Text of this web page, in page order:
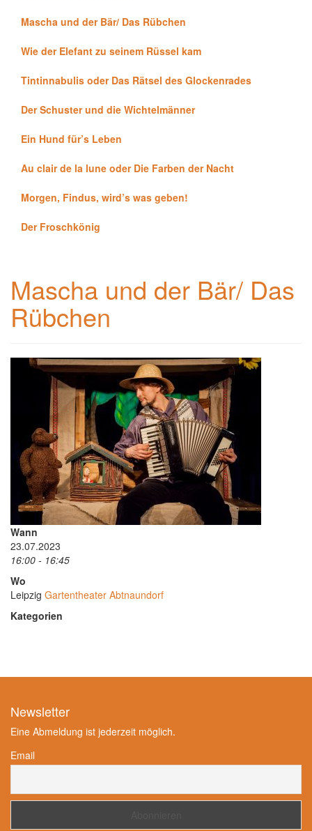
Mascha und der Bär/ Das Rübchen
Wie der Elefant zu seinem Rüssel kam
Tintinnabulis oder Das Rätsel des Glockenrades
Der Schuster und die Wichtelmänner
Ein Hund für’s Leben
Au clair de la lune oder Die Farben der Nacht
Morgen, Findus, wird’s was geben!
Der Froschkönig
Mascha und der Bär/ Das
Rübchen
Wann
23.07.2023
16:00 - 16:45
Wo
Leipzig Gartentheater Abtnaundorf
Kategorien
Newsletter
Eine Abmeldung ist jederzeit möglich.
Email